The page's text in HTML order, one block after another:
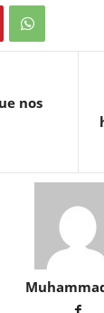
nos